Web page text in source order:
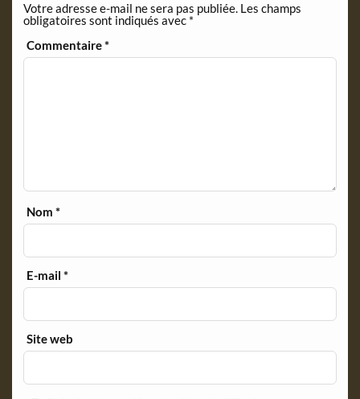
l
y
Votre adresse e-mail ne sera pas publiée. Les champs
obligatoires sont indiqués avec *
Commentaire*
Nom*
E-mail*
Site web